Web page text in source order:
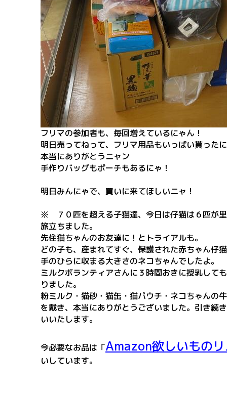
フリマの参加者も、毎回増えているにゃん！
明日売ってねって、フリマ用品もいっぱい貰った
本当にありがとうニャン
手作りバッグもポーチもあるにゃ！
明日みんにゃで、買いに来てほしいニャ！
※ ７０匹を超える子猫達、今日は仔猫は６匹が
旅立ちました。
先住猫ちゃんのお友達に！とトライアルも。
どの子も、産まれてすぐ、保護された赤ちゃん仔
手のひらに収まる大きさのネコちゃんでしたよ。
ミルクボランティアさんに３時間おきに授乳して
りました。
粉ミルク・猫砂・猫缶・猫パウチ・ネコちゃんの
を戴き、本当にありがとうございました。引き続
いいたします。
今必要なお品は「Amazon欲しいもの
いしています。